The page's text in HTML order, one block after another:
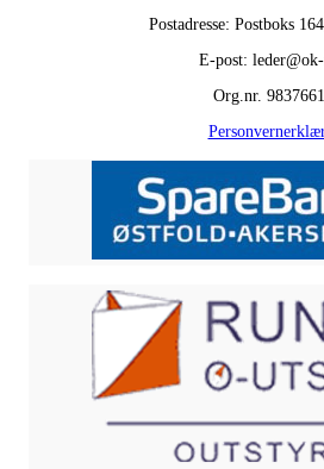
Postadresse: Postboks
E-post:
Org.nr.